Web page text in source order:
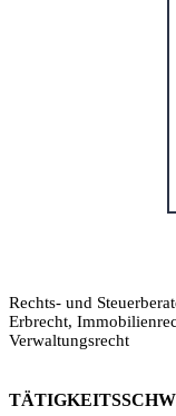
Rechts- und
Erbrecht,
Verwaltungsrecht